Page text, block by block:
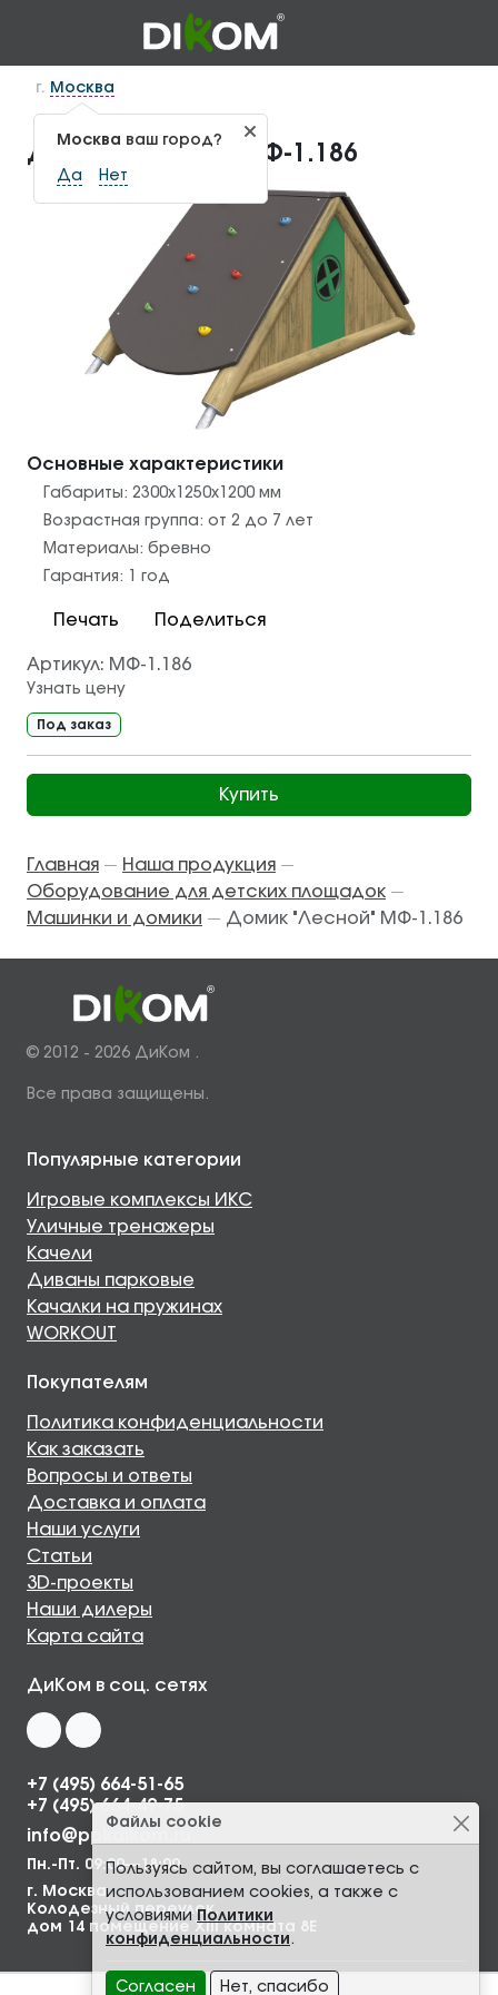
г. Москва
Москва ваш город?
Да Нет
Домик "Лесной" МФ-1.186
Основные характеристики
Габариты: 2300x1250x1200 мм
Возрастная группа: от 2 до 7 лет
Материалы: бревно
Гарантия:
1 год
Печать Поделиться
Артикул: МФ-1.186
Узнать цену
Под заказ
Купить
Главная — Наша продукция —
Оборудование для детских площадок —
Машинки и домики — Домик "Лесной" МФ-1.186
© 2012 - 2026 ДиКом .
Все права защищены.
Файлы cookie
Пользуясь сайтом, вы соглашаетесь с
использованием cookies, а также с
условиями Политики
конфиденциальности.
Согласен Нет, спасибо
Популярные категории
Игровые комплексы ИКС
Уличные тренажеры
Качели
Диваны парковые
Качалки на пружинах
WORKOUT
Покупателям
Политика конфиденциальности
Как заказать
Вопросы и ответы
Доставка и оплата
Наши услуги
Статьи
3D-проекты
Наши дилеры
Карта сайта
ДиКом в соц. сетях
+7 (495) 664-51-65
+7 (495) 664-49-75
info@ppkdikom.ru
Пн.-Пт. 09:00—18:00
г. Москва,
Колодезный переулок,
дом 14 помещение XIII комната 8Е